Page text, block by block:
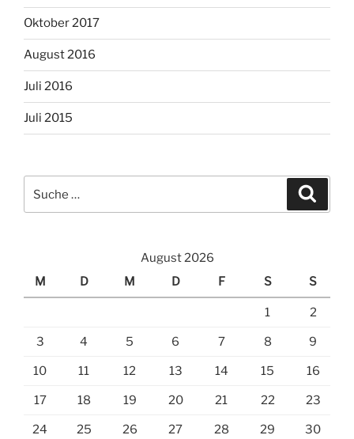
Oktober 2017
August 2016
Juli 2016
Juli 2015
August 2026
M
D M D F S S
1 2
3 4 5 6 7 8 9
10 11 12 13 14 15 16
17 18 19 20 21 22 23
24 25 26 27 28 29 30